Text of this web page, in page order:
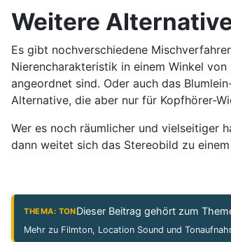
Weitere
Es gibt nochverschiedene
Nierencharakteristik in einem Winkel
angeordnet sind. Oder auch das
Alternative, die aber nur für Kopfhörer-
Wer es noch räumlicher und vielseitiger
dann weitet sich das Stereobild zu
THEMA: TONDieser Beitrag gehört zum
Mehr zu Filmton, Location Sound und